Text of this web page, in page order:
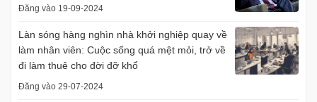
Đăng vào 19-09-2024
Làn sóng hàng nghìn nhà khởi nghiệp quay về
làm nhân viên: Cuộc sống quá mệt mỏi, trở về
đi làm thuê cho đời đỡ khổ
Đăng vào 29-07-2024